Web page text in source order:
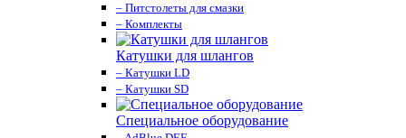
– Питстолеты для смазки
– Комплекты
Катушки для шлангов
– Катушки LD
– Катушки SD
Специальное оборудование